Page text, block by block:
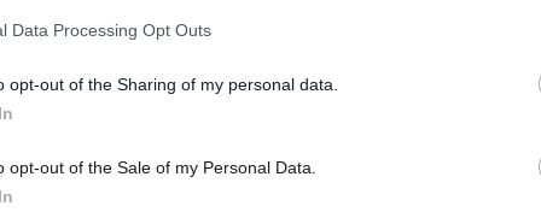
Data Processing Opt Outs
opt-out of the Sharing of my personal data.
opt-out of the Sale of my Personal Data.
át várakozott a trezorban arra, hogy megtalálják. A
az elrejtett kincseket.